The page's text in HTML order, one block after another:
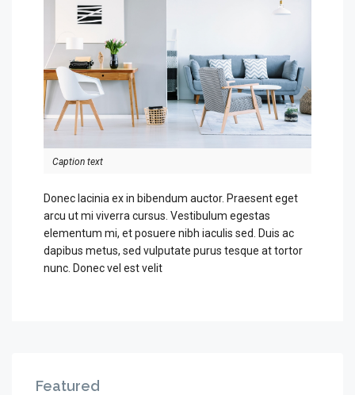
Caption text
Donec lacinia ex in bibendum auctor. Praesent eget
arcu ut mi viverra cursus. Vestibulum egestas
elementum mi, et posuere nibh iaculis sed. Duis ac
dapibus metus, sed vulputate purus tesque at tortor
nunc. Donec vel est velit
Featured